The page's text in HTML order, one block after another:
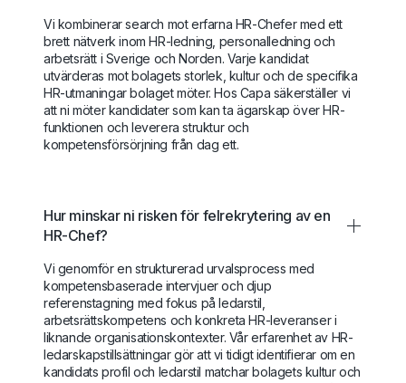
Vi kombinerar search mot erfarna HR-Chefer med ett
brett nätverk inom HR-ledning, personalledning och
arbetsrätt i Sverige och Norden. Varje kandidat
utvärderas mot bolagets storlek, kultur och de specifika
HR-utmaningar bolaget möter. Hos Capa säkerställer vi
att ni möter kandidater som kan ta ägarskap över HR-
funktionen och leverera struktur och
kompetensförsörjning från dag ett.
Hur minskar ni risken för felrekrytering av en
HR-Chef?
Vi genomför en strukturerad urvalsprocess med
kompetensbaserade intervjuer och djup
referenstagning med fokus på ledarstil,
arbetsrättskompetens och konkreta HR-leveranser i
liknande organisationskontexter. Vår erfarenhet av HR-
ledarskapstillsättningar gör att vi tidigt identifierar om en
kandidats profil och ledarstil matchar bolagets kultur och